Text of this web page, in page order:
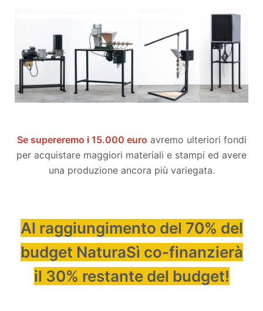
Se supereremo i 15.000 euro avremo ulteriori fondi
per acquistare maggiori materiali e stampi ed avere
una produzione ancora più variegata.
Al raggiungimento del 70% del
budget NaturaSì co-finanzierà
il 30% restante del budget!